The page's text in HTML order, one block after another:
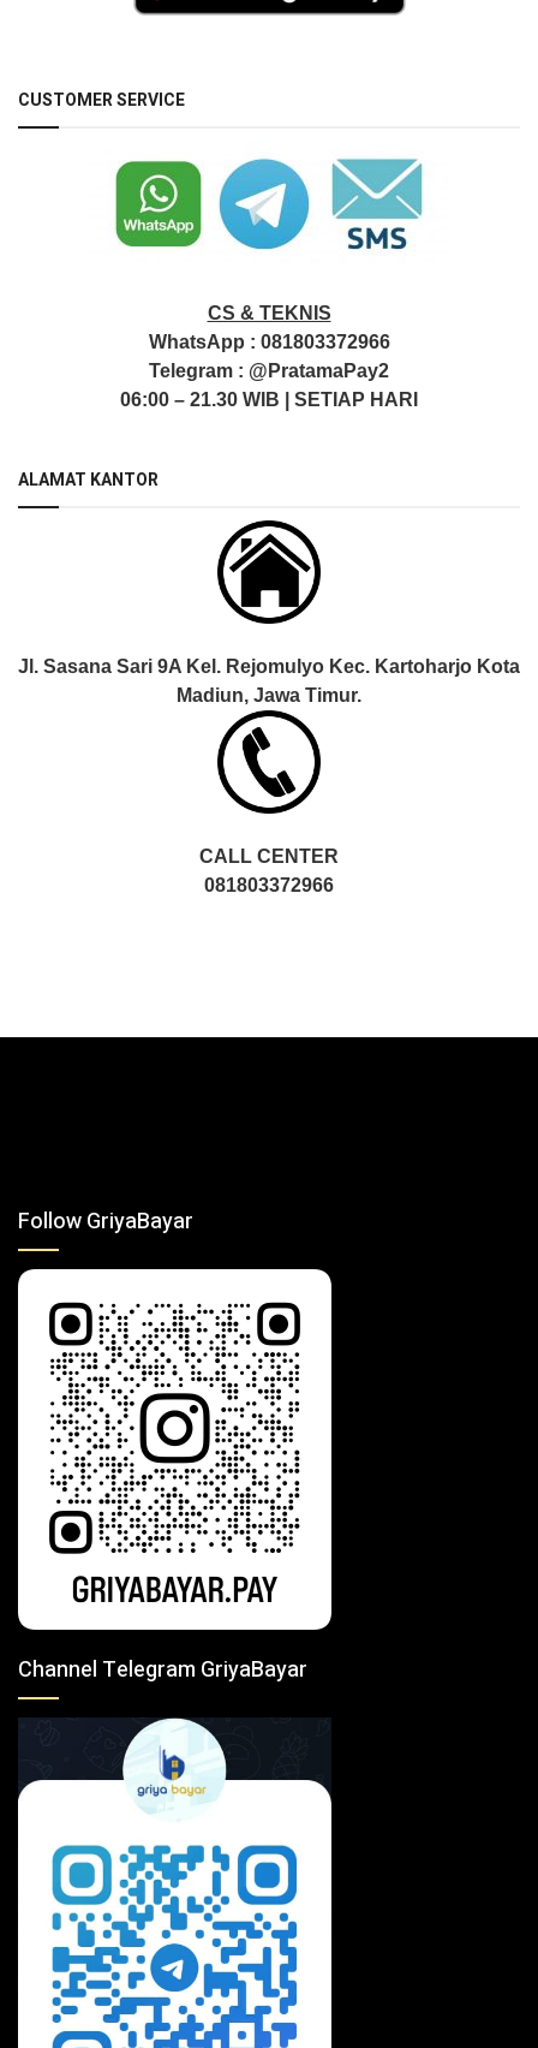
CUSTOMER SERVICE
CS & TEKNIS
WhatsApp : 081803372966
Telegram : @PratamaPay2
06:00 – 21.30 WIB | SETIAP HARI
ALAMAT KANTOR
Jl. Sasana Sari 9A Kel. Rejomulyo Kec. Kartoharjo Kota
Madiun, Jawa Timur.
CALL CENTER
081803372966
Follow GriyaBayar
Channel Telegram GriyaBayar